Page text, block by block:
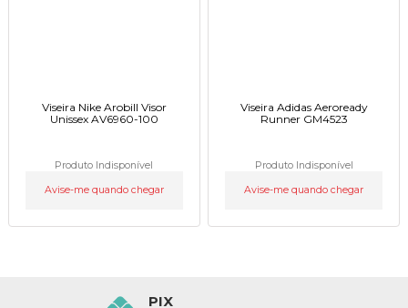
Viseira Nike Arobill Visor
Unissex AV6960-100
Produto Indisponível
Avise-me quando chegar
Viseira Adidas Aeroready
Runner GM4523
Produto Indisponível
Avise-me quando chegar
PIX